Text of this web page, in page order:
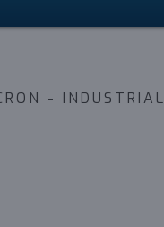
- INDUSTRIAL